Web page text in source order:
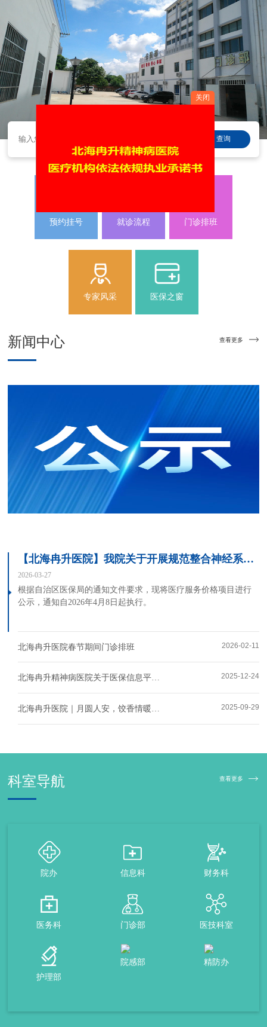
查询
预约挂号 就诊流程 门诊排班
专家风采 医保之窗
新闻中心 查看更多
【北海冉升医院】我院关于开展规范整合神经系统类、心血管系统类、精神治疗类医疗服务项目价格的公示
2026-03-27
根据自治区医保局的通知文件要求，现将医疗服务价格项目进行
公示，通知自2026年4月8日起执行。
北海冉升医院春节期间门诊排班 2026-02-11
北海冉升精神病医院关于医保信息平台业务结转工作停机的通告 2025-12-24
北海冉升医院｜月圆人安，饺香情暖—共享团圆，助力康复中秋主题活动 2025-09-29
科室导航 查看更多
院办 信息科 财务科
医务科 门诊部 医技科室
护理部
院感部 精防办
关闭